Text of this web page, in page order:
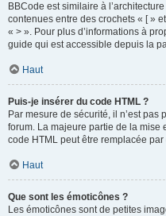
BBCode est similaire à
contenues entre des crochets « [ »
« > ». Pour plus d’informations à
guide qui est accessible depuis la
Haut
Puis-je insérer du code HTML ?
Par mesure de sécurité, il n’est pas
forum. La majeure partie de la mise
code HTML peut être remplacée
Haut
Que sont les émoticônes ?
Les émoticônes sont de petites